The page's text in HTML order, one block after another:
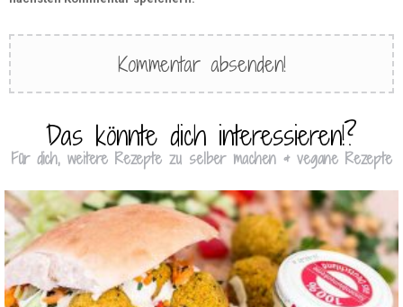
Das könnte dich interessieren!?
Für dich, weitere Rezepte zu selber machen & vegane Rezepte